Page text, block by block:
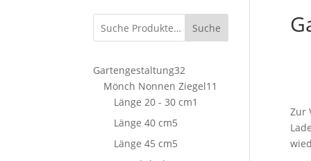
Zur
Suche
Gartengestaltung32
Produkte
Mönch Nonnen Ziegel11
Länge 20 - 30 cm1
Länge 40 cm5
Länge 45 cm5